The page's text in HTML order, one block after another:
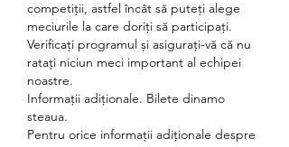
competiții, astfel încât să puteți alege
meciurile la care doriți să participați.
Verificați programul și asigurați-vă că nu
ratați niciun meci important al echipei
noastre.
Informații adiționale. Bilete dinamo
steaua.
Pentru orice informații adiționale despre